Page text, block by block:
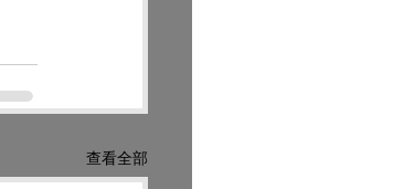
查看全部